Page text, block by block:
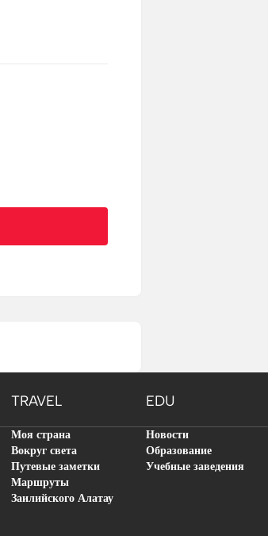
TRAVEL EDU
Моя страна
Вокруг света
Путевые заметки
Маршруты
Заилийского Алатау
Новости
Образование
Учебные заведения